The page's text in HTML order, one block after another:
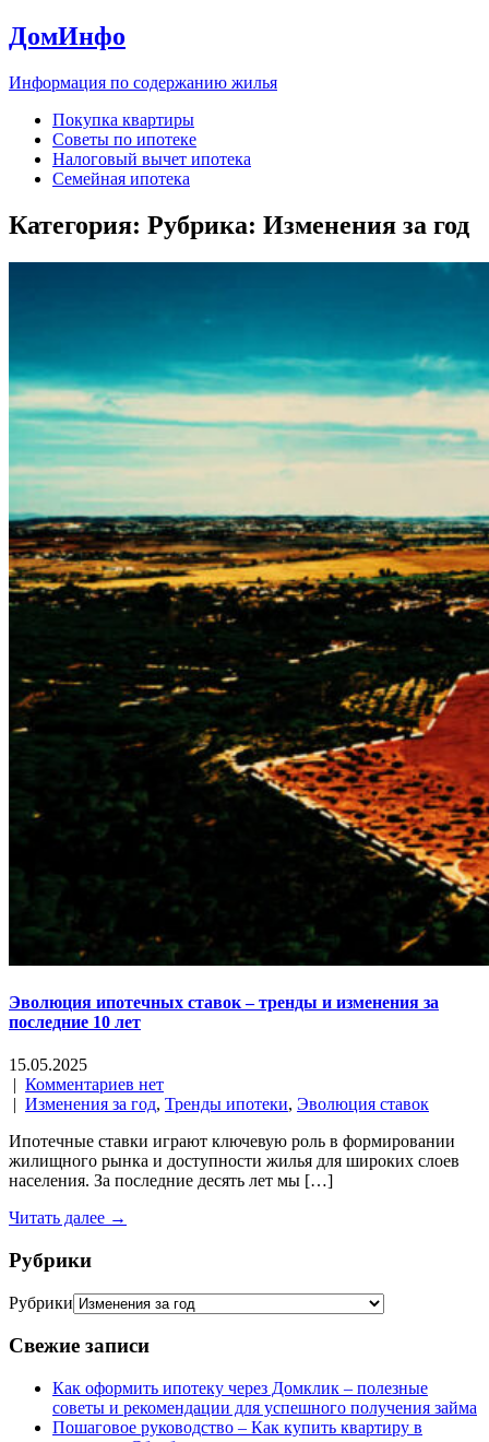
ДомИнфо
Информация по содержанию жилья
Покупка квартиры
Советы по ипотеке
Налоговый вычет ипотека
Семейная ипотека
Категория: Рубрика: Изменения за год
Эволюция ипотечных ставок – тренды и изменения за
последние 10 лет
15.05.2025
| Комментариев нет
| Изменения за год, Тренды ипотеки, Эволюция ставок
Ипотечные ставки играют ключевую роль в формировании
жилищного рынка и доступности жилья для широких слоев
населения. За последние десять лет мы […]
Читать далее →
Рубрики
Рубрики
Свежие записи
Как оформить ипотеку через Домклик – полезные
советы и рекомендации для успешного получения займа
Пошаговое руководство – Как купить квартиру в